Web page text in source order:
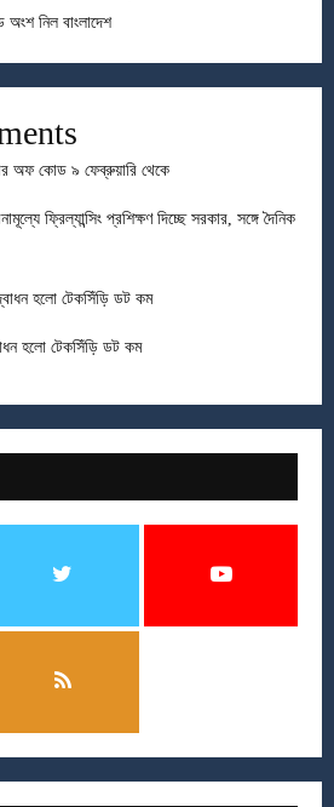
নিল বাংলাদেশ
অফ কোড ৯ ফেব্রুয়ারি থেকে
ফ্রিল্যান্সিং প্রশিক্ষণ দিচ্ছে সরকার, সঙ্গে দৈনিক
হলো টেকসিঁড়ি ডট কম
হলো টেকসিঁড়ি ডট কম